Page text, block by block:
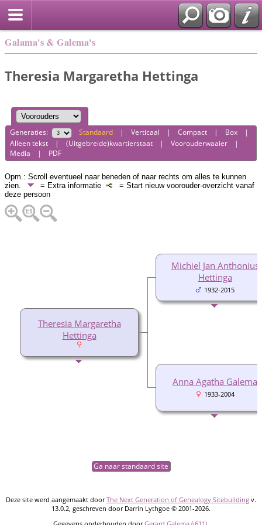
Galama's & Galema's
Theresia Margaretha Hettinga
Generaties: Standaard |Verticaal |Compact | Box |
Alleen tekst |(Uitgebreide)kwartierstaat |Voorouderwaaier |
Media | PDF
Opm.: Scroll eventueel naar beneden of naar rechts om alles te kunnen
zien.
= Extra informatie
= Start nieuw voorouder-overzicht vanaf
deze persoon
Theresia Margaretha
Hettinga
Michiel Jan Anthonius
Hettinga
1932-2015
Anna Agatha Galema
1933-2004
Ga naar standaard site
Deze site werd aangemaakt doorThe Next Generation of Genealogy Sitebuilding v.
13.0.2, geschreven door Darrin Lythgoe © 2001-2026.